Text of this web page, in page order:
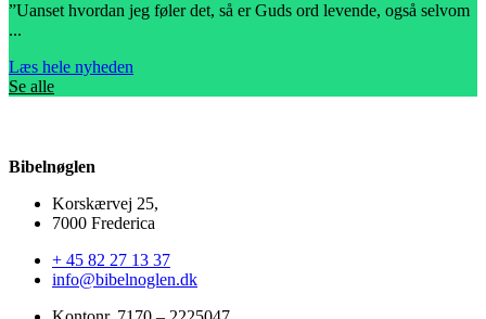
”Uanset hvordan jeg føler det, så er Guds ord levende, også selvom
...
Læs hele nyheden
Se alle
Bibelnøglen
Korskærvej 25,
7000 Frederica
+ 45 82 27 13 37
info@bibelnoglen.dk